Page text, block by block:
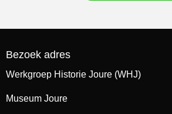
Bezoek adres
Werkgroep Historie Joure (WHJ)
Museum Joure